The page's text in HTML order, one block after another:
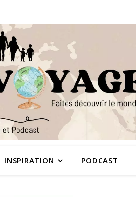
INSPIRATION PODCAST